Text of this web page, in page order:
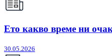
Ето какво време ни
30.05.2026